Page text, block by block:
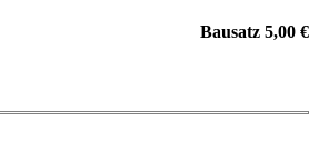
Bausatz 5,00 €